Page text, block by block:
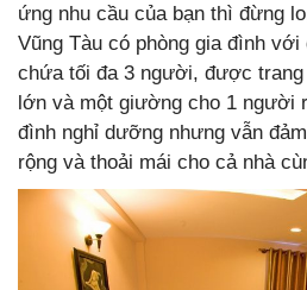
ứng nhu cầu của bạn thì đừng
Vũng Tàu có phòng gia đình
chứa tối đa 3 người, được
lớn và một giường cho 1 người
đình nghỉ dưỡng nhưng vẫn
rộng và thoải mái cho cả nhà